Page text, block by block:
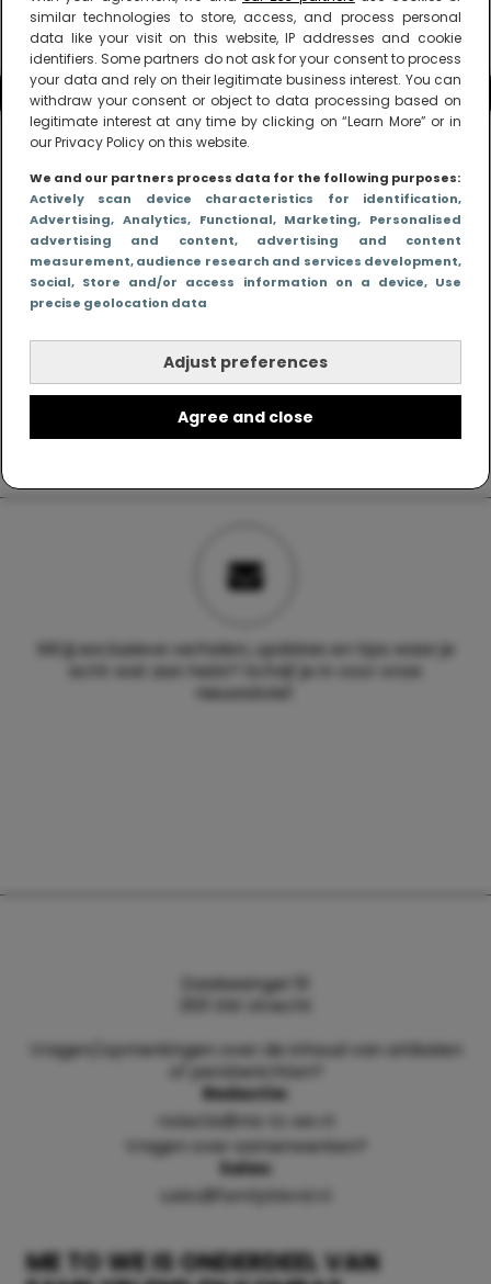
similar technologies to store, access, and process personal
data like your visit on this website, IP addresses and cookie
identifiers. Some partners do not ask for your consent to process
your data and rely on their legitimate business interest. You can
withdraw your consent or object to data processing based on
legitimate interest at any time by clicking on “Learn More” or in
our Privacy Policy on this website.
We and our partners process data for the following purposes:
Actively scan device characteristics for identification,
Advertising, Analytics, Functional, Marketing, Personalised
advertising and content, advertising and content
measurement, audience research and services development,
Social, Store and/or access information on a device, Use
precise geolocation data
Adjust preferences
Agree and close
Wil jij exclusieve verhalen, updates en tips waar je
echt wat aan hebt? Schrijf je in voor onze
nieuwsbrief.
ME TO WE IS ONDERDEEL VAN
Daalsesingel 51
3511 SW Utrecht
Vragen/opmerkingen over de inhoud van artikelen
of persberichten?
Redactie:
redactie@me-to-we.nl
Vragen over samenwerken?
Sales:
sales@familyblend.nl